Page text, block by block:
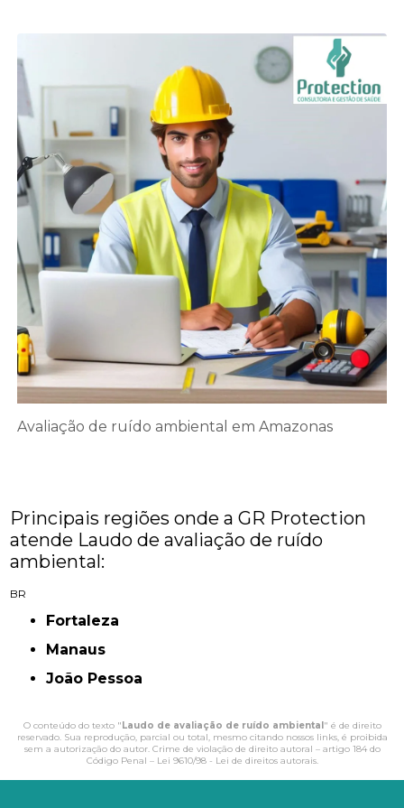
Avaliação de ruído ambiental em Amazonas
Principais regiões onde a GR Protection
atende Laudo de avaliação de ruído
ambiental:
BR
Fortaleza
Manaus
João Pessoa
O conteúdo do texto "Laudo de avaliação de ruído ambiental" é de direito
reservado. Sua reprodução, parcial ou total, mesmo citando nossos links, é proibida
sem a autorização do autor. Crime de violação de direito autoral – artigo 184 do
Código Penal – Lei 9610/98 - Lei de direitos autorais.